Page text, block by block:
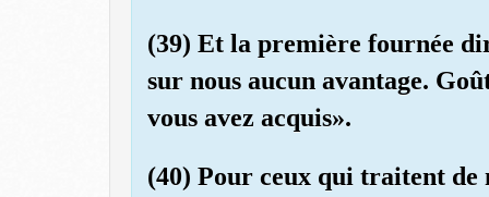
(39) Et la première fournée
sur nous aucun avantage.
vous avez acquis».
(40) Pour ceux qui traitent de